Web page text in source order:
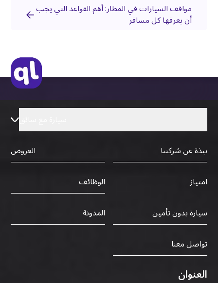
مواقف السيارات في المطار: أهم القواعد التي يجب
أن يعرفها كل مسافر
نبذة عن شركتنا
العروض
امتياز
الوظائف
سيارة بدون تأمين
المدونة
تواصل معنا
العنوان